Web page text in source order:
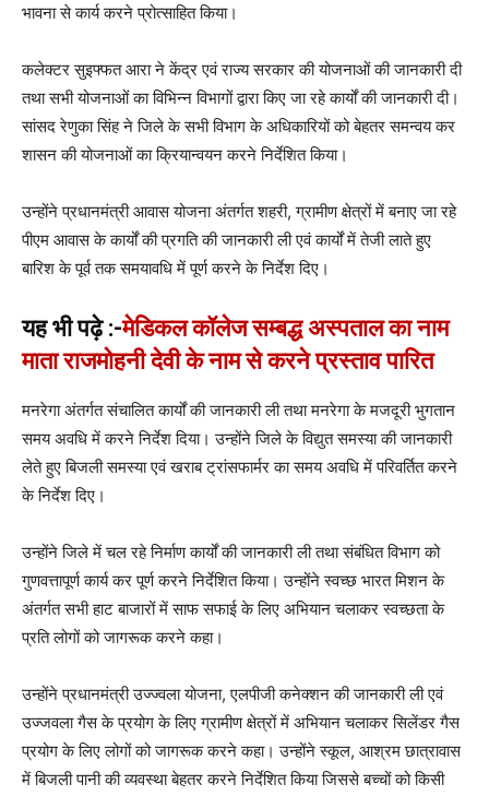
भावना से कार्य करने प्रोत्साहित किया।
कलेक्टर सुइफ्फत आरा ने केंद्र एवं राज्य सरकार की योजनाओं की जानकारी दी
तथा सभी योजनाओं का विभिन्न विभागों द्वारा किए जा रहे कार्यों की जानकारी दी।
सांसद रेणुका सिंह ने जिले के सभी विभाग के अधिकारियों को बेहतर समन्वय कर
शासन की योजनाओं का क्रियान्वयन करने निर्देशित किया।
उन्होंने प्रधानमंत्री आवास योजना अंतर्गत शहरी, ग्रामीण क्षेत्रों में बनाए जा रहे
पीएम आवास के कार्यों की प्रगति की जानकारी ली एवं कार्यों में तेजी लाते हुए
बारिश के पूर्व तक समयावधि में पूर्ण करने के निर्देश दिए।
यह भी पढ़े :-मेडिकल कॉलेज सम्बद्ध अस्पताल का नाम
माता राजमोहनी देवी के नाम से करने प्रस्ताव पारित
मनरेगा अंतर्गत संचालित कार्यों की जानकारी ली तथा मनरेगा के मजदूरी भुगतान
समय अवधि में करने निर्देश दिया। उन्होंने जिले के विद्युत समस्या की जानकारी
लेते हुए बिजली समस्या एवं खराब ट्रांसफार्मर का समय अवधि में परिवर्तित करने
के निर्देश दिए।
उन्होंने जिले में चल रहे निर्माण कार्यों की जानकारी ली तथा संबंधित विभाग को
गुणवत्तापूर्ण कार्य कर पूर्ण करने निर्देशित किया। उन्होंने स्वच्छ भारत मिशन के
अंतर्गत सभी हाट बाजारों में साफ सफाई के लिए अभियान चलाकर स्वच्छता के
प्रति लोगों को जागरूक करने कहा।
उन्होंने प्रधानमंत्री उज्ज्वला योजना, एलपीजी कनेक्शन की जानकारी ली एवं
उज्जवला गैस के प्रयोग के लिए ग्रामीण क्षेत्रों में अभियान चलाकर सिलेंडर गैस
प्रयोग के लिए लोगों को जागरूक करने कहा। उन्होंने स्कूल, आश्रम छात्रावास
में बिजली पानी की व्यवस्था बेहतर करने निर्देशित किया जिससे बच्चों को किसी